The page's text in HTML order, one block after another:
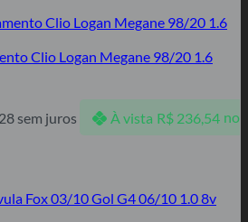
Clio Logan Megane 98/20 1.6
sem juros À vista R$236,54 no